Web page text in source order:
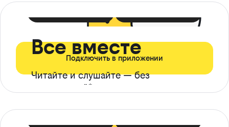
Все вместе
Читайте и слушайте — без
ограничений*
Подключить в приложении